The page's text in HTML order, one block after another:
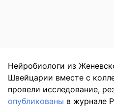
Нейробиологи из
Швейцарии вместе с
провели исследование,
опубликованы в журнале